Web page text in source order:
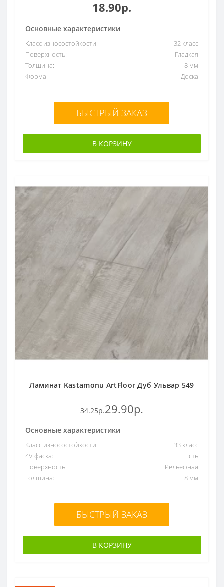
18.90р.
Основные характеристики
Класс износостойкости:
32 класс
Поверхность:
Гладкая
Толщина:
8 мм
Форма:
Доска
БЫСТРЫЙ ЗАКАЗ
В КОРЗИНУ
Ламинат Kastamonu ArtFloor Дуб Ульвар 549
34.25р.29.90р.
Основные характеристики
Класс износостойкости:
33 класс
4V фаска:
Есть
Поверхность:
Рельефная
Толщина:
8 мм
БЫСТРЫЙ ЗАКАЗ
В КОРЗИНУ